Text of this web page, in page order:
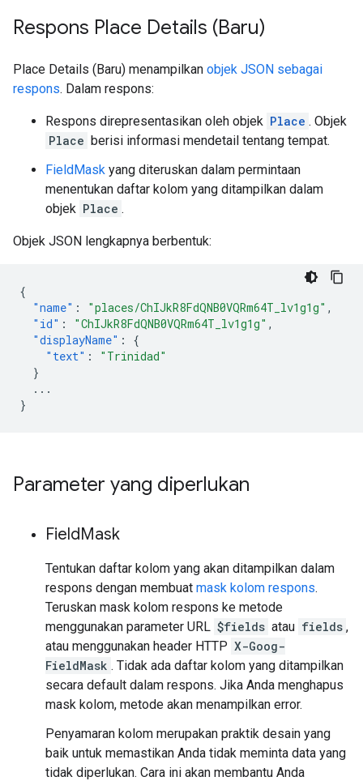
Respons Place Details (Baru)
Place Details (Baru) menampilkan objek JSON sebagai
respons. Dalam respons:
Respons direpresentasikan oleh objek Place . Objek
Place berisi informasi mendetail tentang tempat.
FieldMask yang diteruskan dalam permintaan
menentukan daftar kolom yang ditampilkan dalam
objek Place .
Objek JSON lengkapnya berbentuk:
{
"name" : "places/ChIJkR8FdQNB0VQRm64T_lv1g1g" ,
"id" : "ChIJkR8FdQNB0VQRm64T_lv1g1g" ,
"displayName" :
{
"text" :
"Trinidad"
}
...
}
Parameter yang diperlukan
FieldMask
Tentukan daftar kolom yang akan ditampilkan dalam
respons dengan membuat mask kolom respons.
Teruskan mask kolom respons ke metode
menggunakan parameter URL $fields atau fields ,
atau menggunakan header HTTP X-Goog-
FieldMask . Tidak ada daftar kolom yang ditampilkan
secara default dalam respons. Jika Anda menghapus
mask kolom, metode akan menampilkan error.
Penyamaran kolom merupakan praktik desain yang
baik untuk memastikan Anda tidak meminta data yang
tidak diperlukan. Cara ini akan membantu Anda